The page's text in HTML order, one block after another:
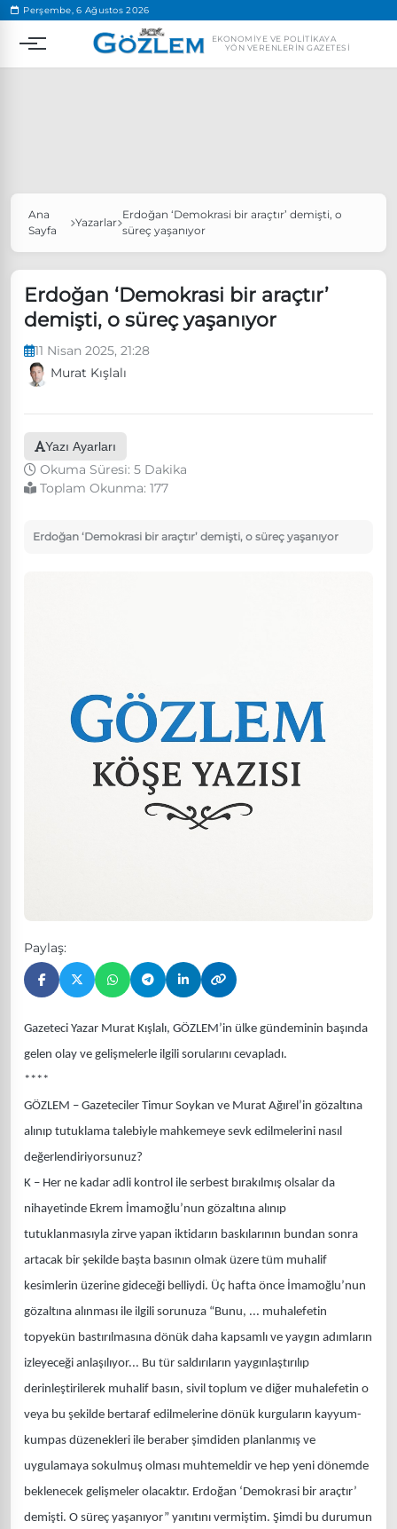
Perşembe, 6 Ağustos 2026
EKONOMIYE VE POLITIKAYA
YÖN VERENLERIN GAZETESI
Popüler Aramalar
Özgür Özel, Ekrem İmamoğlu’nu ziyaret edecek
Ünlü çift bir etkinliğe daha katılmama kararı aldı
Ana
Sayfa
Yazarlar
Erdoğan ‘Demokrasi bir araçtır’ demişti, o
süreç yaşanıyor
Erdoğan ‘Demokrasi bir araçtır’
demişti, o süreç yaşanıyor
11 Nisan 2025, 21:28
Murat Kışlalı
Yazı Ayarları
Okuma Süresi: 5 Dakika
Toplam Okunma: 177
Erdoğan ‘Demokrasi bir araçtır’ demişti, o süreç yaşanıyor
Paylaş:
Gazeteci Yazar Murat Kışlalı, GÖZLEM’in ülke gündeminin başında
gelen olay ve gelişmelerle ilgili sorularını cevapladı.
****
GÖZLEM – Gazeteciler Timur Soykan ve Murat Ağırel’in gözaltına
alınıp tutuklama talebiyle mahkemeye sevk edilmelerini nasıl
değerlendiriyorsunuz?
K – Her ne kadar adli kontrol ile serbest bırakılmış olsalar da
nihayetinde Ekrem İmamoğlu’nun gözaltına alınıp
tutuklanmasıyla zirve yapan iktidarın baskılarının bundan sonra
artacak bir şekilde başta basının olmak üzere tüm muhalif
kesimlerin üzerine gideceği belliydi. Üç hafta önce İmamoğlu’nun
gözaltına alınması ile ilgili sorunuza “Bunu, ... muhalefetin
topyekün bastırılmasına dönük daha kapsamlı ve yaygın adımların
izleyeceği anlaşılıyor... Bu tür saldırıların yaygınlaştırılıp
derinleştirilerek muhalif basın, sivil toplum ve diğer muhalefetin o
veya bu şekilde bertaraf edilmelerine dönük kurguların kayyum-
kumpas düzenekleri ile beraber şimdiden planlanmış ve
uygulamaya sokulmuş olması muhtemeldir ve hep yeni dönemde
beklenecek gelişmeler olacaktır. Erdoğan ‘Demokrasi bir araçtır’
demişti. O süreç yaşanıyor” yanıtını vermiştim. Şimdi bu durumun